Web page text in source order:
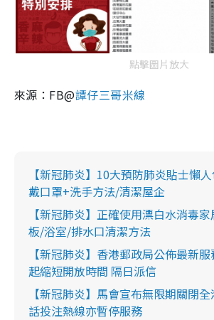
點擊圖片放大
來源：FB@譚仔三哥米線
【新冠肺炎】10大預防肺炎貼士懶
戴口罩+洗手方法/清潔屋企
【新冠肺炎】正確使用漂白水消毒
板/浴室/排水口清潔方法
【新冠肺炎】香港郵政局公佈最新
起縮短開放時間 隔日派信
【新冠肺炎】馬會宣布無限期關閉
話投注熱線亦暫停服務